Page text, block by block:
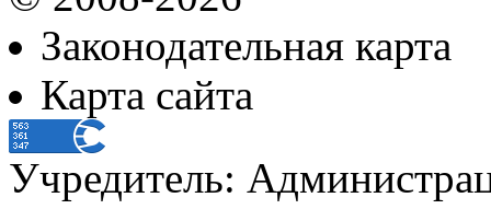
Законодательная карта
Карта сайта
Учредитель: